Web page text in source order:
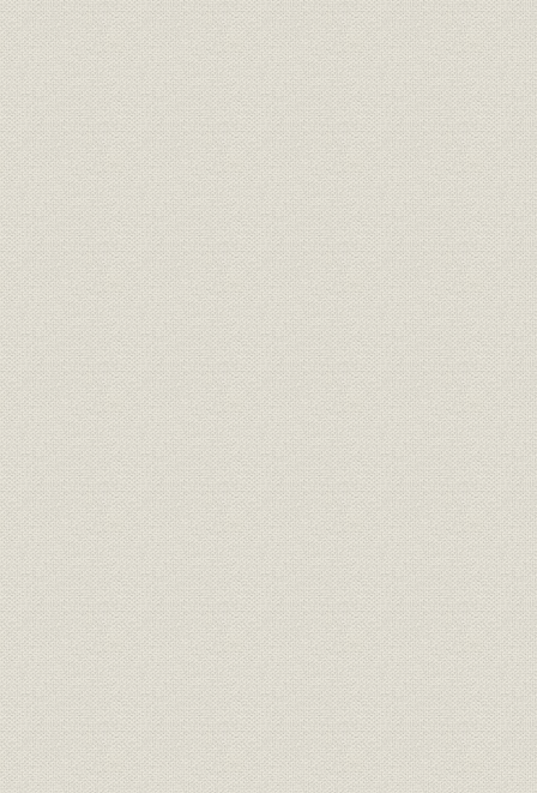
沿革;設備 大阪製油所の建設から操業へ
昭和41年
(1991年)6
沿革;物流 石油輸送機能の充実
昭和29年
(1991年